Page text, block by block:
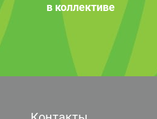
в коллективе